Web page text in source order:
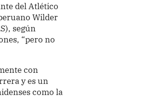
del Atlético
Wilder
según
“pero no
con
y es un
como la